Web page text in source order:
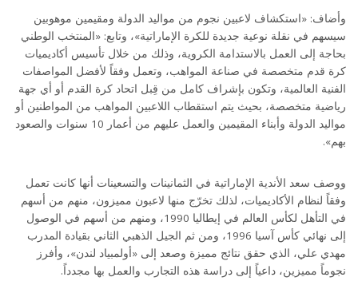
وأضاف: «استكشاف لاعبين نجوم من مواليد الدولة ومقيمين موهوبين
سيسهم في نقلة نوعية جديدة للكرة الإماراتية»، وتابع: «المنتخب الوطني
بحاجة إلى العمل بالاستدامة الكروية، وذلك من خلال تأسيس أكاديميات
كرة قدم متخصصة في صناعة المواهب، وتعمل وفقاً لأفضل المواصفات
الفنية العالمية، وتكون بإشراف كامل من قِبل اتحاد كرة القدم أو أي جهة
رياضية متخصصة، بحيث يتم استقطاب اللاعبين المواهب من المواطنين أو
مواليد الدولة وأبناء المقيمين والعمل عليهم من أعمار 10 سنوات والصعود
بهم».
ووصف سعد الأندية الإماراتية في الثمانينات والتسعينات أنها كانت تعمل
وفقاً لنظام الأكاديميات، لذلك تخرّج منها لاعبون مميزون، منهم من أسهم
في التأهل لكأس العالم في إيطاليا 1990، ومنهم من أسهم في الوصول
إلى نهائي كأس آسيا 1996، ومن ثم الجيل الذهبي الثاني بقيادة المدرب
مهدي علي، الذي حقق نتائج مميزة وصعد إلى «أولمبياد لندن»، وأفرز
نجوماً مميزين، داعياً إلى دراسة هذه التجارب والعمل بها مجدداً.